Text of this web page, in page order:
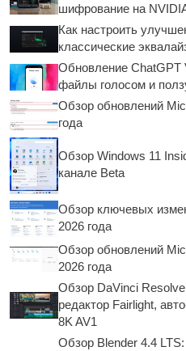
шифрование на
Как настроить
классические
Обновление ChatGPT
файлы голосом и
Обзор обновлений
года
Обзор Windows 11
канале Beta
Обзор ключевых
2026 года
Обзор обновлений
2026 года
Обзор DaVinci
редактор Fairlight,
8K AV1
Обзор Blender 4.4